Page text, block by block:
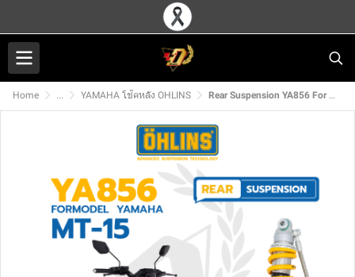
Home ... YAMAHA โช๊คหลัง OHLINS Rear Suspension YA856 For MT15